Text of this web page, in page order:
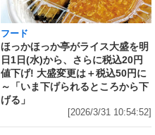
フード
ほっかほっか亭がライス大盛を明
日1日(水)から、さらに税込20円
値下げ! 大盛変更は＋税込50円に
～「いま下げられるところから下
げる」
[2026/3/31 10:54:52]